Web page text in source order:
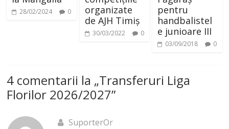
28/02/2024 0
organizate
de AJH Timiș
30/03/2022 0
pentru
handbalistel
e junioare III
03/09/2018 0
4 comentarii la „Transferuri Liga
Florilor 2026/2027”
SuporterOr